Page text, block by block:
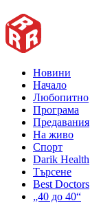
Новини
Начало
Любопитно
Програма
Предавания
На живо
Спорт
Darik Health
Търсене
Best Doctors
„40 до 40“